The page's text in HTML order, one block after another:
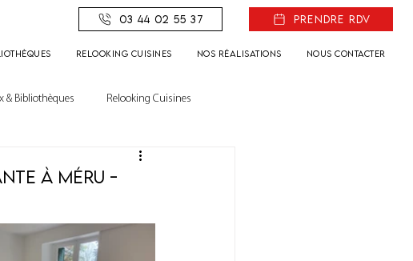
Relooking Cuisines Nos réalisations Nous contacter
03 44 02 55 37 Prendre rdv
& Bibliothèques Relooking Cuisines
à Méru -